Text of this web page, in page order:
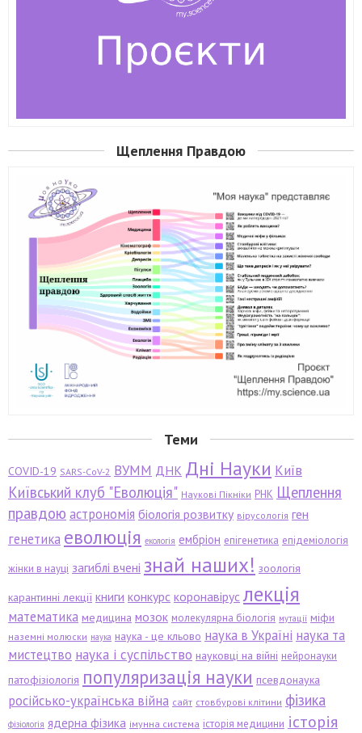
Щеплення Правдою
Теми
COVID-19 SARS-CoV-2 ВУММ ДНК Дні Науки Київ
Київський клуб "Еволюція" Наукові Пікніки РНК Щеплення
правдою астрономія біологія розвитку вірусологія ген
генетика еволюція екологія ембріон епігенетика епідеміологія
жінки в науці загиблі вчені знай наших! зоологія
карантинні лекції книги конкурс коронавірус лекція
математика медицина мозок молекулярна біологія мутації міфи
наземні молюски наука наука - це кльово наука в Україні наука та
мистецтво наука і суспільство науковці на війні нейронауки
патофізіологія популяризація науки псевдонаука
російсько-українська війна сайт стовбурові клітини фізика
фізіологія ядерна фізика імунна система історія медицини історія